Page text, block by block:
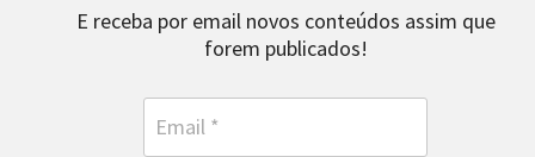
E receba por email novos conteúdos assim que
forem publicados!